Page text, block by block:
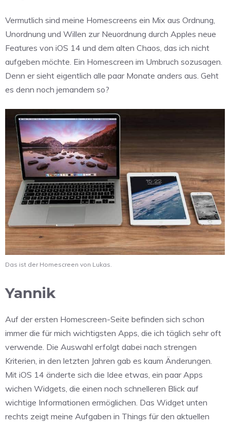
Vermutlich sind meine Homescreens ein Mix aus Ordnung,
Unordnung und Willen zur Neuordnung durch Apples neue
Features von iOS 14 und dem alten Chaos, das ich nicht
aufgeben möchte. Ein Homescreen im Umbruch sozusagen.
Denn er sieht eigentlich alle paar Monate anders aus. Geht
es denn noch jemandem so?
Das ist der Homescreen von Lukas.
Yannik
Auf der ersten Homescreen-Seite befinden sich schon
immer die für mich wichtigsten Apps, die ich täglich sehr oft
verwende. Die Auswahl erfolgt dabei nach strengen
Kriterien, in den letzten Jahren gab es kaum Änderungen.
Mit iOS 14 änderte sich die Idee etwas, ein paar Apps
wichen Widgets, die einen noch schnelleren Blick auf
wichtige Informationen ermöglichen. Das Widget unten
rechts zeigt meine Aufgaben in Things für den aktuellen